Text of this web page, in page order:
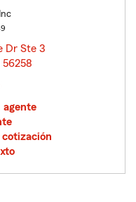
Dr Ste 3
56258
agente